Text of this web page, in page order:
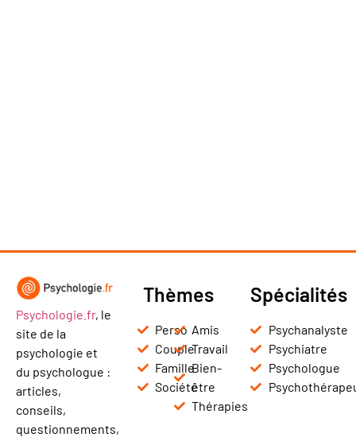
Psychologie.fr, le
site de la
psychologie et
du psychologue :
articles,
conseils,
questionnements,
Thèmes
Perso
Couple
Famille
Société
Amis
Travail
Bien-
être
Thérapies
Spécialités
Psychanalyste
Psychiatre
Psychologue